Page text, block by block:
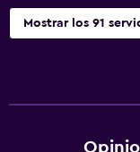
Mostrar los 91